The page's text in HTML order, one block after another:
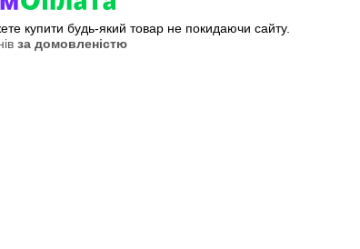
купити будь-який товар не покидаючи сайту.
за домовленістю